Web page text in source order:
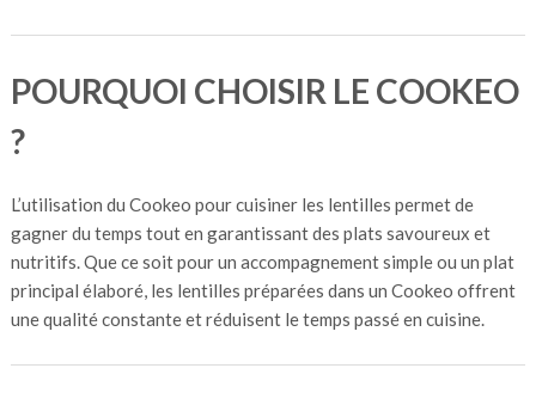
POURQUOI CHOISIR LE COOKEO
?
L’utilisation du Cookeo pour cuisiner les lentilles permet de
gagner du temps tout en garantissant des plats savoureux et
nutritifs. Que ce soit pour un accompagnement simple ou un plat
principal élaboré, les lentilles préparées dans un Cookeo offrent
une qualité constante et réduisent le temps passé en cuisine.